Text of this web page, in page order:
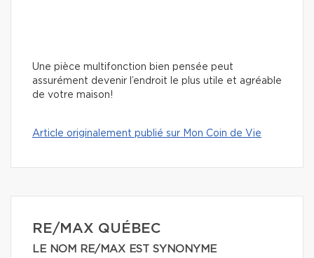
Une pièce multifonction bien pensée peut
assurément devenir l’endroit le plus utile et agréable
de votre maison!
Article originalement publié sur Mon Coin de Vie
RE/MAX QUÉBEC
LE NOM RE/MAX EST SYNONYME